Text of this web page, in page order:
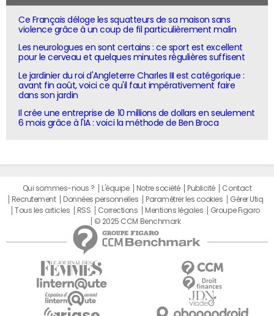
Ce Français déloge les squatteurs de sa maison sans
violence grâce à un coup de fil particulièrement malin
Les neurologues en sont certains : ce sport est excellent
pour le cerveau et quelques minutes régulières suffisent
Le jardinier du roi d'Angleterre Charles III est catégorique :
avant fin août, voici ce qu'il faut impérativement faire
dans son jardin
Il crée une entreprise de 10 millions de dollars en seulement
6 mois grâce à l'IA : voici la méthode de Ben Broca
Qui sommes-nous ? L'équipe Notre société Publicité
Contact
Recrutement
Données personnelles Paramétrer les cookies
Gérer Utiq
Tous les articles
RSS Corrections Mentions légales
Groupe Figaro
© 2025 CCM Benchmark